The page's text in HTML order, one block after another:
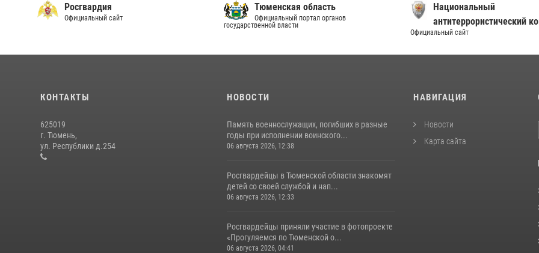
Росгвардия
Официальный сайт
Тюменская область
Официальный портал органов
государственной власти
Национальный
антитеррористический
Официальный сайт
КОНТАКТЫ
625019
г. Тюмень,
ул. Республики д.254
НОВОСТИ
Память военнослужащих, погибших в разные
годы при исполнении воинского...
06 августа 2026, 12:38
Росгвардейцы в Тюменской области знакомят
детей со своей службой и нап...
06 августа 2026, 12:33
Росгвардейцы приняли участие в фотопроекте
«Прогуляемся по Тюменской о...
06 августа 2026, 04:41
НАВИГАЦИЯ
Новости
Карта сайта